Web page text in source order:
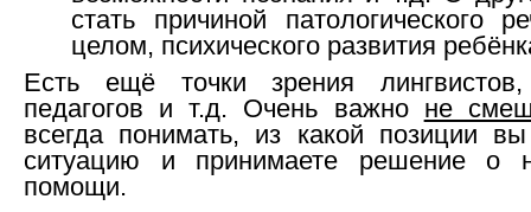
стать причиной патологического
целом, психического развития
Есть ещё точки зрения лингвистов,
педагогов и т.д. Очень важно не
всегда понимать, из какой позиции
ситуацию и принимаете решение о
помощи.